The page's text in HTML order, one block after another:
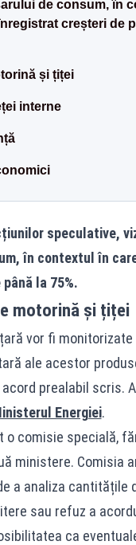
de consum, în
creșteri de
și țiței
interne
speculative,
în contextul în
la 75%.
motorină și țiței
vor fi monitorizate
ale acestor
prealabil scris.
Energiei.
comisie specială,
ministere. Comisia
a analiza cantitățile
sau refuz a
ca